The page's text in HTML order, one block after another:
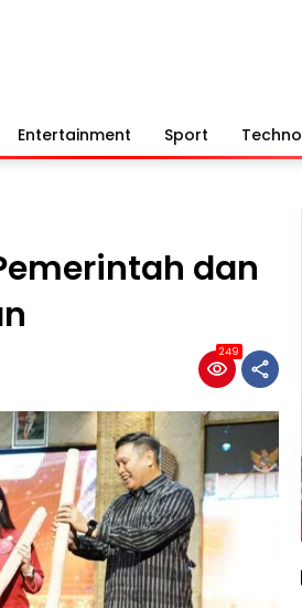
Entertainment Sport Techno
dan
249